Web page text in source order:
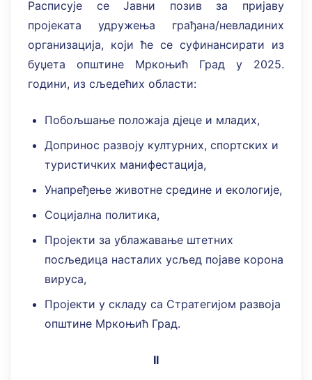
Расписује се Јавни позив за пријаву
пројеката удружења грађана/невладиних
организација, који ће се суфинансирати из
буџета општине Мркоњић Град у 2025.
години, из сљедећих области:
Побољшање положаја дјеце и младих,
Допринос развоју културних, спортских и
туристичких манифестација,
Унапређење животне средине и екологије,
Социјална политика,
Пројекти за ублажавање штетних
посљедица насталих усљед појаве корона
вируса,
Пројекти у складу са Стратегијом развоја
општине Мркоњић Град.
II